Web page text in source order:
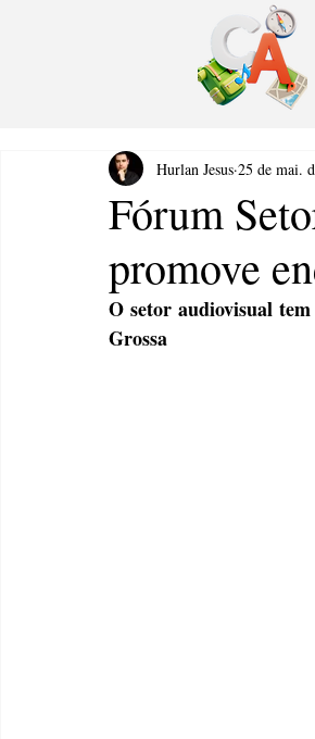
Fórum
promove
Hurlan Jesus 25 de mai.
O setor audiovisual
Grossa